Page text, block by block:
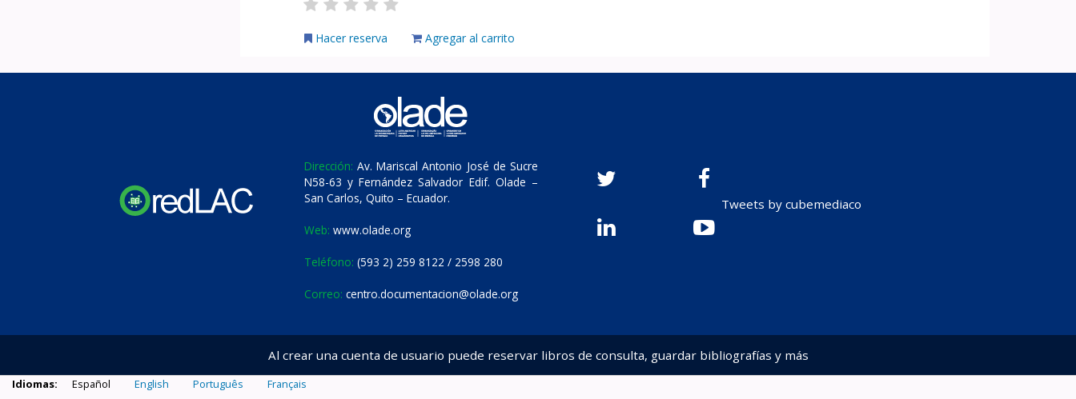
Hacer reserva Agregar al carrito
Dirección: Av. Mariscal Antonio José de Sucre
N58-63 y Fernández Salvador Edif. Olade –
San Carlos, Quito – Ecuador.
Web: www.olade.org
Teléfono: (593 2) 259 8122 / 2598 280
Correo: centro.documentacion@olade.org
Tweets by cubemediaco
Al crear una cuenta de usuario puede reservar libros de consulta, guardar bibliografías y más
Idiomas: Español English Português Français